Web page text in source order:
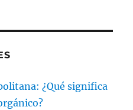
¿Qué significa